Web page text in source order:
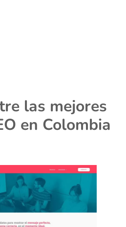
las mejores
en Colombia